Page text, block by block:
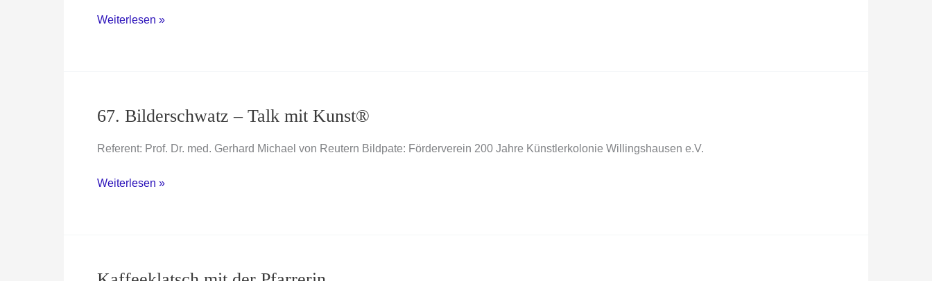
Ortsbeiratswahl
(Öffentlich)
Weiterlesen »
67. Bilderschwatz – Talk mit Kunst®
Referent: Prof. Dr. med. Gerhard Michael von Reutern Bildpate: Förderverein 200 Jahre Künstlerkolonie Willingshausen e.V.
67.
Kunst®
Weiterlesen »